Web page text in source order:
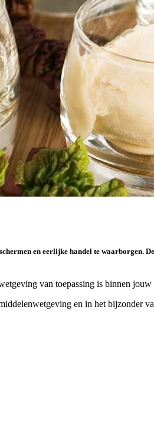
en eerlijke handel te waarborgen.
van toepassing is binnen jouw
en in het bijzonder